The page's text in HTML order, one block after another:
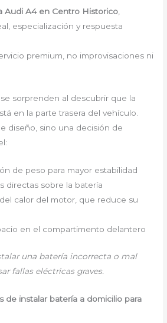
Audi A4 en Centro Historico
especialización y respuesta
premium, no improvisaciones ni
sorprenden al descubrir que la
en la parte trasera del vehículo.
diseño, sino una decisión de
de peso para mayor estabilidad
directas sobre la batería
calor del motor, que reduce su
en el compartimento delantero
una batería incorrecta o mal
fallas eléctricas graves.
de instalar batería a domicilio para